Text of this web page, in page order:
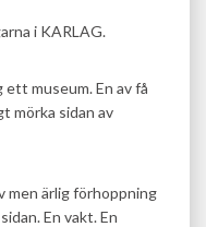
i KARLAG.
museum. En av få
mörka sidan av
men ärlig förhoppning
En vakt. En